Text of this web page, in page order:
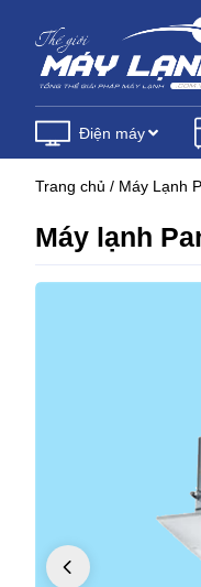
Điện máy
Trang chủ / Máy Lạnh
Máy lạnh